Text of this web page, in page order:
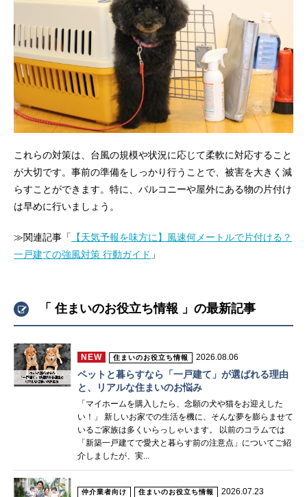
これらの対策は、台風の規模や状況に応じて柔軟に対応すること
が大切です。事前の準備をしっかり行うことで、被害を大きく減
らすことができます。特に、バルコニーや屋外にある物の片付け
は早めに行いましょう。
≫関連記事「
【天気予報を味方に】風速何メートルで片付ける？
一戸建ての強風対策 行動ガイド 」
「 住まいのお役立ち情報 」の最新記事
NEW 住まいのお役立ち情報 2026.08.06
ペットと暮らすなら「一戸建て」が選ばれる理由
と、リアルな住まいのお悩み
「マイホームを購入したら、念願の犬や猫をお迎えした
い！」 新しいお家での生活を機に、そんな夢を膨らませて
いるご家族は多くいらっしゃいます。 以前のコラムでは
「新築一戸建てで愛犬と暮らす前の注意点」についてご紹
介しましたが、実...
仲介業者向け 住まいのお役立ち情報 2026.07.23